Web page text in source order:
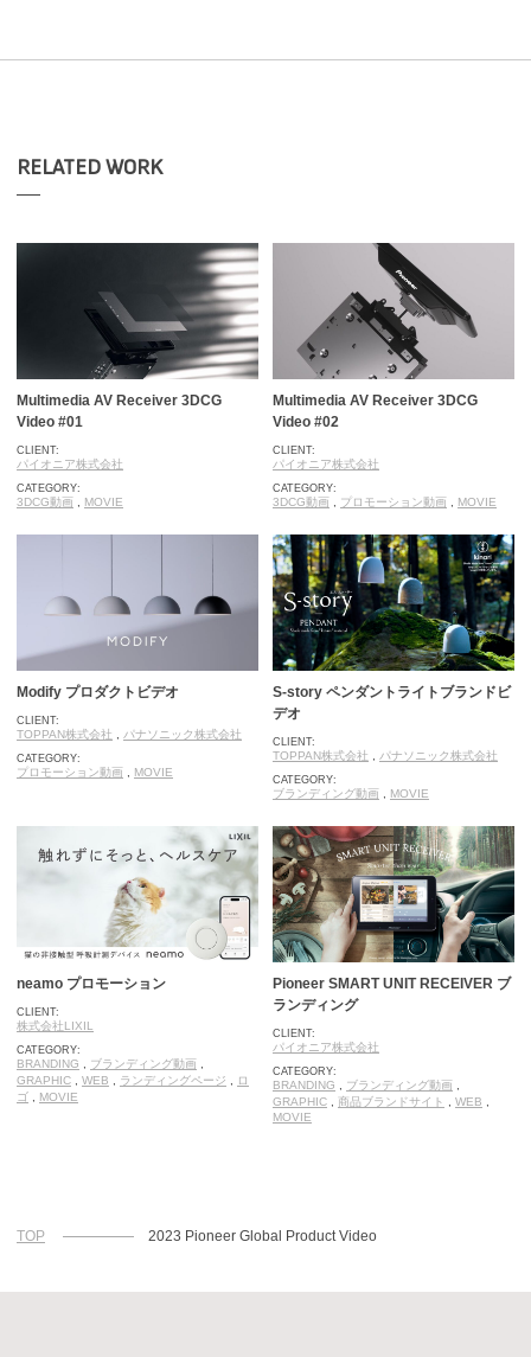
RELATED WORK
Multimedia AV Receiver 3DCG
Video #01
CLIENT:
パイオニア株式会社
CATEGORY:
3DCG動画 MOVIE
Multimedia AV Receiver 3DCG
Video #02
CLIENT:
パイオニア株式会社
CATEGORY:
3DCG動画 プロモーション動画 MOVIE
Modify プロダクトビデオ
CLIENT:
TOPPAN株式会社 パナソニック株式会社
CATEGORY:
プロモーション動画 MOVIE
S-story ペンダントライトブランドビ
デオ
CLIENT:
TOPPAN株式会社 パナソニック株式会社
CATEGORY:
ブランディング動画 MOVIE
neamo プロモーション
CLIENT:
株式会社LIXIL
CATEGORY:
BRANDING ブランディング動画
GRAPHIC
WEB ランディングページ
ロ
ゴ
MOVIE
Pioneer SMART UNIT RECEIVER ブ
ランディング
CLIENT:
パイオニア株式会社
CATEGORY:
BRANDING ブランディング動画
GRAPHIC
商品ブランドサイト WEB
MOVIE
TOP 2023 Pioneer Global Product Video